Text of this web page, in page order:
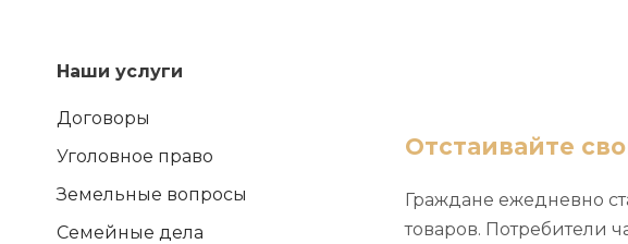
Отстаивайте
Граждане ежедневно
товаров. Потребители
Наши услуги
Договоры
Уголовное право
Земельные вопросы
Семейные дела